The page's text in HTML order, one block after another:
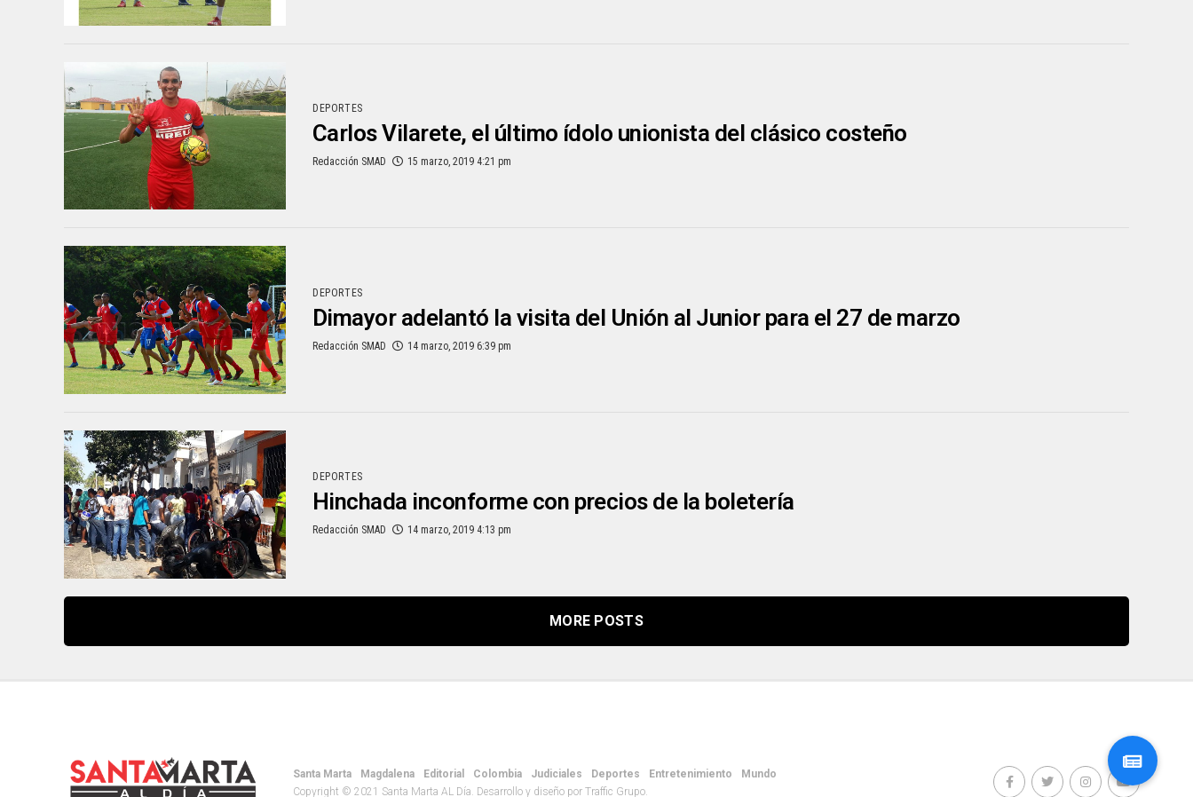
DEPORTES
Carlos Vilarete, el último ídolo unionista del clásico costeño
Redacción SMAD 15 marzo, 2019 4:21 pm
DEPORTES
Dimayor adelantó la visita del Unión al Junior para el 27 de marzo
Redacción SMAD 14 marzo, 2019 6:39 pm
DEPORTES
Hinchada inconforme con precios de la boletería
Redacción SMAD 14 marzo, 2019 4:13 pm
MORE POSTS
Santa Marta Magdalena Editorial Colombia Judiciales Deportes Entretenimiento
Mundo
Copyright © 2021 Santa Marta AL Día. Desarrollo y diseño por Traffic Grupo.